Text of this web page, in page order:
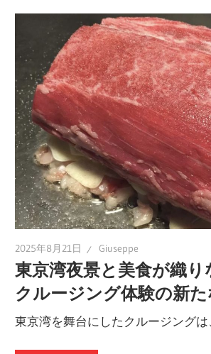
2025年8月21日 Giuseppe
東京湾夜景と美食が織り
クルージング体験の新
東京湾を舞台にしたクルージング